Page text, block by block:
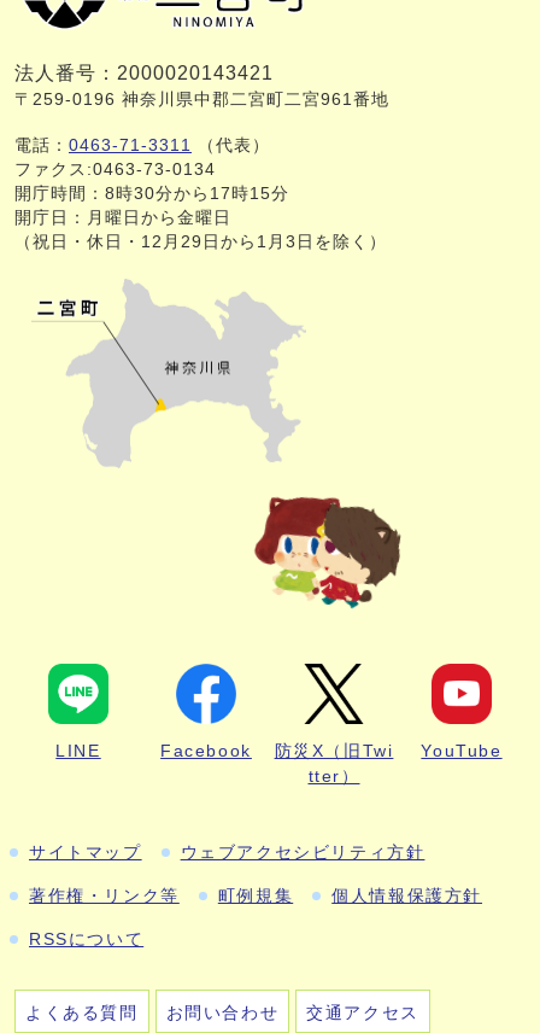
法人番号：2000020143421
〒259-0196 神奈川県中郡二宮町二宮961番地
電話： 0463-71-3311
（代表）
ファクス:0463-73-0134
開庁時間：8時30分から17時15分
開庁日：月曜日から金曜日
（祝日・休日・12月29日から1月3日を除く）
LINE Facebook
防災X（旧Twi
tter）
YouTube
サイトマップ ウェブアクセシビリティ方針
著作権・リンク等 町例規集 個人情報保護方針
RSSについて
よくある質問 お問い合わせ 交通アクセス